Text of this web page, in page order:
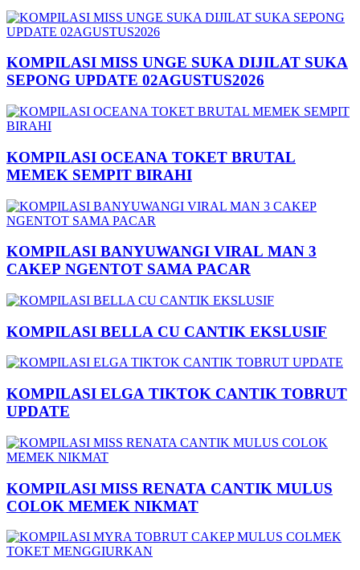
KOMPILASI MISS UNGE SUKA DIJILAT SUKA
SEPONG UPDATE 02AGUSTUS2026
KOMPILASI OCEANA TOKET BRUTAL
MEMEK SEMPIT BIRAHI
KOMPILASI BANYUWANGI VIRAL MAN 3
CAKEP NGENTOT SAMA PACAR
KOMPILASI BELLA CU CANTIK EKSLUSIF
KOMPILASI ELGA TIKTOK CANTIK TOBRUT
UPDATE
KOMPILASI MISS RENATA CANTIK MULUS
COLOK MEMEK NIKMAT